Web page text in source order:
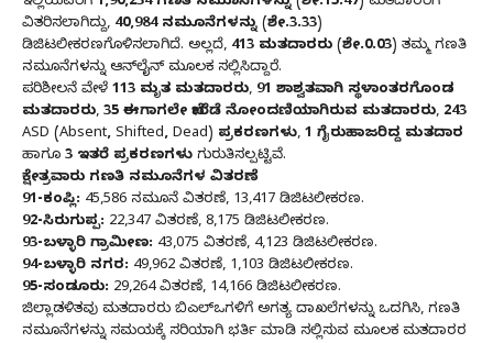
ವಿತರಿಸಲಾಗಿದ್ದು, 40,984 ನಮೂನೆಗಳನ್ನು (ಶೇ.3.33)
ಡಿಜಿಟಲೀಕರಣಗೊಳಿಸಲಾಗಿದೆ. ಅಲ್ಲದೆ, 413 ಮತದಾರರು (ಶೇ.0.03) ತಮ್ಮ ಗಣತಿ
ನಮೂನೆಗಳನ್ನು ಆನ್‌ಲೈನ್ ಮೂಲಕ ಸಲ್ಲಿಸಿದ್ದಾರೆ.
ಪರಿಶೀಲನೆ ವೇಳೆ 113 ಮೃತ ಮತದಾರರು, 91 ಶಾಶ್ವತವಾಗಿ ಸ್ಥಳಾಂತರಗೊಂಡ
ಮತದಾರರು, 35 ಈಗಾಗಲೇ ಬೇರೆಡೆ ನೋಂದಣಿಯಾಗಿರುವ ಮತದಾರರು, 243
ASD (Absent, Shifted, Dead) ಪ್ರಕರಣಗಳು, 1 ಗೈರುಹಾಜರಿದ್ದ ಮತದಾರ
ಹಾಗೂ 3 ಇತರೆ ಪ್ರಕರಣಗಳು ಗುರುತಿಸಲ್ಪಟ್ಟಿವೆ.
ಕ್ಷೇತ್ರವಾರು ಗಣತಿ ನಮೂನೆಗಳ ವಿತರಣೆ
91-ಕಂಪ್ಲಿ: 45,586 ನಮೂನೆ ವಿತರಣೆ, 13,417 ಡಿಜಿಟಲೀಕರಣ.
92-ಸಿರುಗುಪ್ಪ: 22,347 ವಿತರಣೆ, 8,175 ಡಿಜಿಟಲೀಕರಣ.
93-ಬಳ್ಳಾರಿ ಗ್ರಾಮೀಣ: 43,075 ವಿತರಣೆ, 4,123 ಡಿಜಿಟಲೀಕರಣ.
94-ಬಳ್ಳಾರಿ ನಗರ: 49,962 ವಿತರಣೆ, 1,103 ಡಿಜಿಟಲೀಕರಣ.
95-ಸಂಡೂರು: 29,264 ವಿತರಣೆ, 14,166 ಡಿಜಿಟಲೀಕರಣ.
ಜಿಲ್ಲಾಡಳಿತವು ಮತದಾರರು ಬಿಎಲ್‌ಒಗಳಿಗೆ ಅಗತ್ಯ ದಾಖಲೆಗಳನ್ನು ಒದಗಿಸಿ, ಗಣತಿ
ನಮೂನೆಗಳನ್ನು ಸಮಯಕ್ಕೆ ಸರಿಯಾಗಿ ಭರ್ತಿ ಮಾಡಿ ಸಲ್ಲಿಸುವ ಮೂಲಕ ಮತದಾರರ